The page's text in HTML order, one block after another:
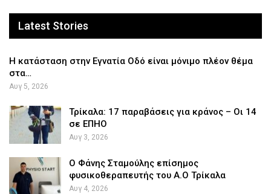
Latest Stories
Η κατάσταση στην Εγνατία Οδό είναι μόνιμο πλέον θέμα
στα…
Αυγ 5, 2026
Τρίκαλα: 17 παραβάσεις για κράνος – Οι 14
σε ΕΠΗΟ
Αυγ 3, 2026
Ο Φάνης Σταμούλης επίσημος
φυσικοθεραπευτής του Α.Ο Τρίκαλα
Αυγ 4, 2026